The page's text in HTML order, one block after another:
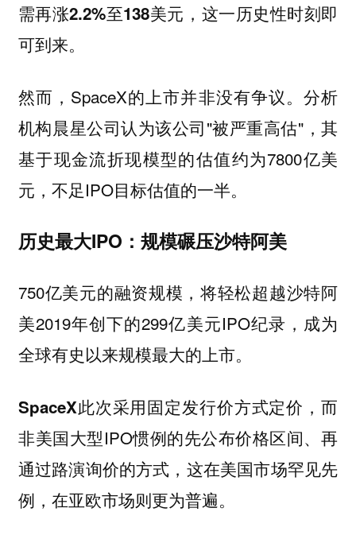
需再涨2.2%至138美元，这一历史性时刻即
可到来。
然而，SpaceX的上市并非没有争议。分析
机构晨星公司认为该公司"被严重高估"，其
基于现金流折现模型的估值约为7800亿美
元，不足IPO目标估值的一半。
历史最大IPO：规模碾压沙特阿美
750亿美元的融资规模，将轻松超越沙特阿
美2019年创下的299亿美元IPO纪录，成为
全球有史以来规模最大的上市。
SpaceX此次采用固定发行价方式定价 ，而
非美国大型IPO惯例的先公布价格区间、再
通过路演询价的方式，这在美国市场罕见先
例，在亚欧市场则更为普遍。